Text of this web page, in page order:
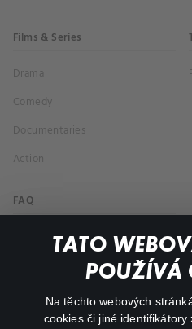
TATO
POUŽÍVÁ
Na těchto webových
cookies či jiné
Films & Series
Drama
Comedy
Documentaries
Action
FAQ
My profile